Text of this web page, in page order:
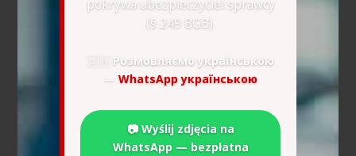
pokrywa ubezpieczyciel sprawcy
(§ 249 BGB).
🇺🇦 Розмовляємо українською
— WhatsApp українською
📷 Wyślij zdjęcia na
WhatsApp — bezpłatna